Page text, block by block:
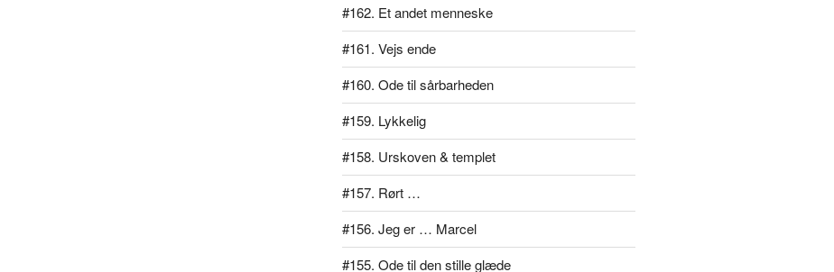
#162. Et andet menneske
#161. Vejs ende
#160. Ode til sårbarheden
#159. Lykkelig
#158. Urskoven & templet
#157. Rørt …
#156. Jeg er … Marcel
#155. Ode til den stille glæde